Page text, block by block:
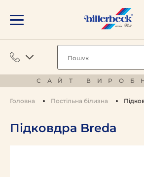
САЙТ
Головна Постільна білизна
Підковдра Breda